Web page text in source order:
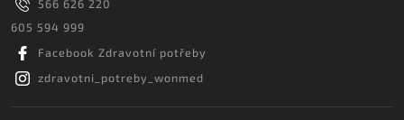
566 626 220
605 594 999
Facebook Zdravotní potřeby
zdravotni_potreby_wonmed